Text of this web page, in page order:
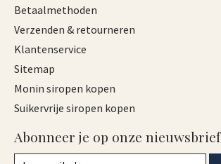
Betaalmethoden
Verzenden & retourneren
Klantenservice
Sitemap
Monin siropen kopen
Suikervrije siropen kopen
Abonneer je op onze nieuwsbrief